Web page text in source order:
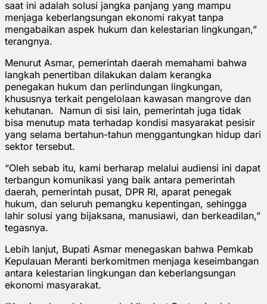
saat ini adalah solusi jangka panjang yang mampu
menjaga keberlangsungan ekonomi rakyat tanpa
mengabaikan aspek hukum dan kelestarian lingkungan,”
terangnya.
Menurut Asmar, pemerintah daerah memahami bahwa
langkah penertiban dilakukan dalam kerangka
penegakan hukum dan perlindungan lingkungan,
khususnya terkait pengelolaan kawasan mangrove dan
kehutanan. Namun di sisi lain, pemerintah juga tidak
bisa menutup mata terhadap kondisi masyarakat pesisir
yang selama bertahun-tahun menggantungkan hidup dari
sektor tersebut.
“Oleh sebab itu, kami berharap melalui audiensi ini dapat
terbangun komunikasi yang baik antara pemerintah
daerah, pemerintah pusat, DPR RI, aparat penegak
hukum, dan seluruh pemangku kepentingan, sehingga
lahir solusi yang bijaksana, manusiawi, dan berkeadilan,”
tegasnya.
Lebih lanjut, Bupati Asmar menegaskan bahwa Pemkab
Kepulauan Meranti berkomitmen menjaga keseimbangan
antara kelestarian lingkungan dan keberlangsungan
ekonomi masyarakat.